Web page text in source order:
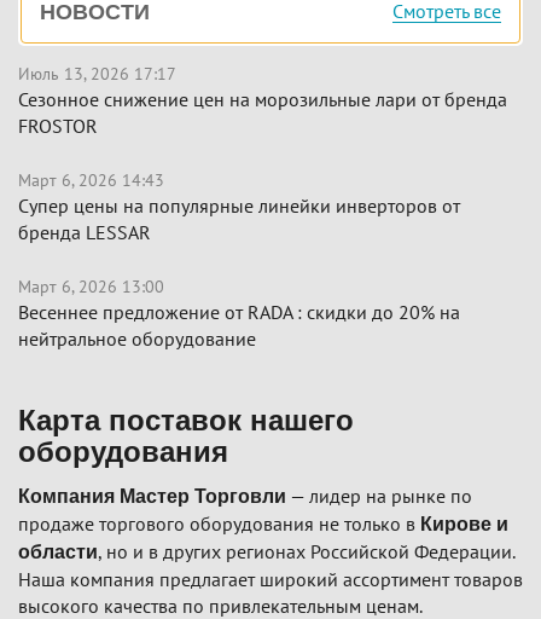
панель
НОВОСТИ Смотреть все
Июль 13, 2026 17:17
Сезонное снижение цен на морозильные лари от бренда
FROSTOR
Март 6, 2026 14:43
Супер цены на популярные линейки инверторов от
бренда LESSAR
Март 6, 2026 13:00
Весеннее предложение от RADA : скидки до 20% на
нейтральное оборудование
Карта поставок нашего
оборудования
Компания Мастер Торговли — лидер на рынке по
продаже торгового оборудования не только в Кирове и
области, но и в других регионах Российской Федерации.
Наша компания предлагает широкий ассортимент товаров
высокого качества по привлекательным ценам.